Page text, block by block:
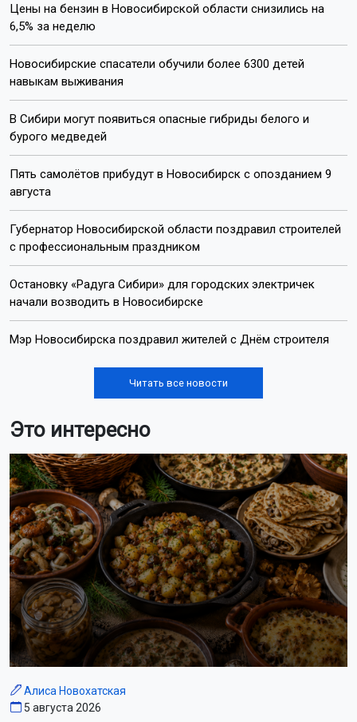
Цены на бензин в Новосибирской области снизились на
6,5% за неделю
Новосибирские спасатели обучили более 6300 детей
навыкам выживания
В Сибири могут появиться опасные гибриды белого и
бурого медведей
Пять самолётов прибудут в Новосибирск с опозданием 9
августа
Губернатор Новосибирской области поздравил строителей
с профессиональным праздником
Остановку «Радуга Сибири» для городских электричек
начали возводить в Новосибирске
Мэр Новосибирска поздравил жителей с Днём строителя
Читать все новости
Это интересно
Алиса Новохатская
5 августа 2026